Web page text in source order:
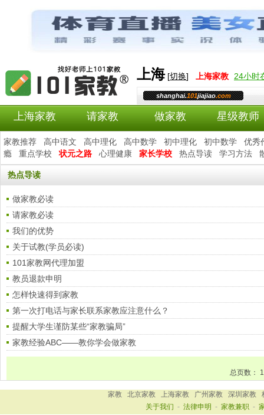
上海[切换] 上海家教 24小时
shanghai.101jiajiao.com
上海家教 请家教 做家教 星级教师
家教推荐 高中语文 高中理化 高中数学 初中理化 初中数学
优秀
瘾
重点学校 状元之路 心理健康 家长学校 热点导读 学习方法
热点导读
做家教必读
请家教必读
我们的优势
关于试教(学员必读)
101家教网代理加盟
教员退款申明
怎样快速得到家教
第一次打电话与家长联系家教应注意什么？
提醒大学生谨防某些“家教骗局”
家教经验ABC——教你学会做家教
总页数：
家教 北京家教 上海家教 广州家教 深圳家教
关于我们 - 法律申明 - 家教兼职 -